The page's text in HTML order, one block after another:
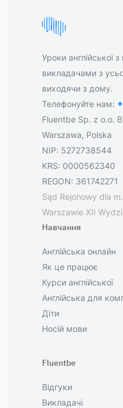
Уроки англійської
викладачами з
виходячи з дому.
Телефонуйте нам:
Fluentbe Sp. z o.o.
Warszawa, Polska
NIP: 5272738544
KRS: 0000562340
REGON: 361742271
Sąd Rejonowy dla
Warszawie XII
Навчання
Англійська онлайн
Як це працює
Курси англійської
Англійська для
Діти
Носій мови
Fluentbe
Відгуки
Викладачі